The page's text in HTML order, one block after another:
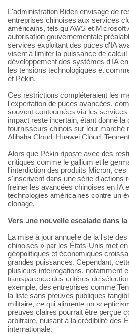
L'administration Biden envisage de
entreprises chinoises aux services
américains, tels qu'AWS et Microsoft
autorisation gouvernementale
services exploitant des puces d'IA
visent à limiter la puissance de calcul
développement des systèmes d'IA
les tensions technologiques et
et Pékin.
Ces restrictions compléteraient les
l'exportation de puces avancées,
souvent contournées via les services
impact reste incertain, étant donné la
fournisseurs chinois sur leur marché
Alibaba Cloud, Huawei Cloud,
Alors que Pékin riposte avec des
critiques comme le gallium et le
l'interdiction des produits Micron, ces
s'inscrivent dans une série d'actions
freiner les avancées chinoises en IA
technologies américaines contre un
clonage.
Vers une nouvelle escalade dans
La mise à jour annuelle de la liste
chinoises » par les États-Unis met
géopolitiques et économiques
grandes puissances. Cependant,
plusieurs interrogations, notamment
transparence des critères de
exemple, des entreprises comme
la liste sans preuves publiques
militaire, ce qui alimente un
preuves claires pourrait être perçue
arbitraire, nuisant à la crédibilité des
internationale.